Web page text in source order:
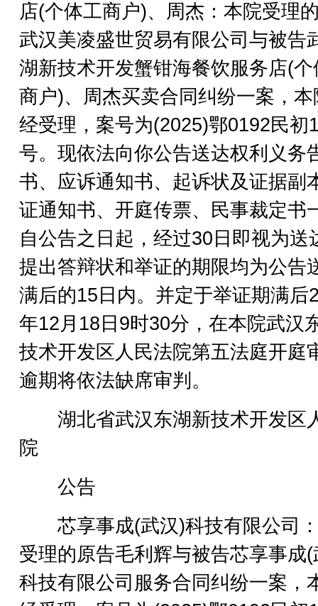
店(个体工商户)、周杰：本院受理
武汉美凌盛世贸易有限公司与被告
湖新技术开发蟹钳海餐饮服务店(个
商户)、周杰买卖合同纠纷一案，本
经受理，案号为(2025)鄂0192民初
号。现依法向你公告送达权利义务
书、应诉通知书、起诉状及证据副
证通知书、开庭传票、民事裁定书
自公告之日起，经过30日即视为送
提出答辩状和举证的期限均为公告
满后的15日内。并定于举证期满后
年12月18日9时30分，在本院武汉
技术开发区人民法院第五法庭开庭
逾期将依法缺席审判。
湖北省武汉东湖新技术开发区
院
公告
芯享事成(武汉)科技有限公司
受理的原告毛利辉与被告芯享事成(
科技有限公司服务合同纠纷一案，